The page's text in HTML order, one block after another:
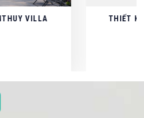
THIẾT KẾ - THI CÔNG NỘI THẤT